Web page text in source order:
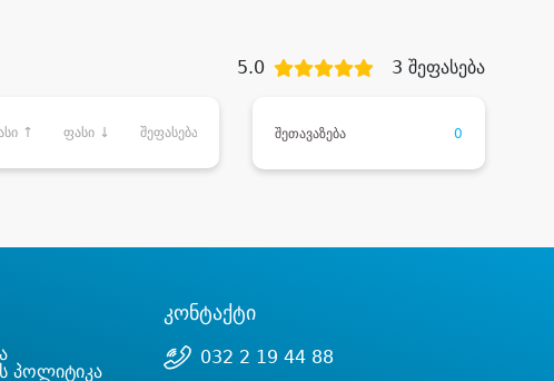
5.0 3 შეფასება
↑ ფასი ↓ შეფასება შეთავაზება 0
პოლიტიკა
კონტაქტი
032 2 19 44 88